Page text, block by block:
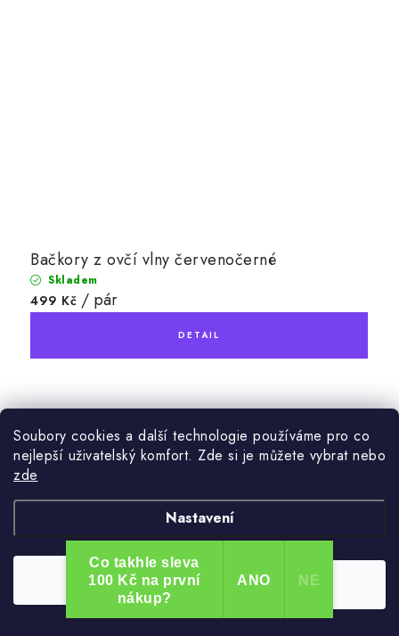
Soubory cookies a další technologie používáme pro co
nejlepší uživatelský komfort. Zde si je můžete vybrat nebo
zde
Nastavení
Odmítnout Souhlasím
Bačkory z ovčí vlny červenočerné
Skladem
499 Kč / pár
Co takhle sleva
100 Kč na první
nákup?
ANO NE